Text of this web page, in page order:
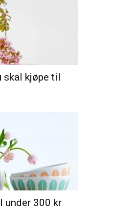
skal kjøpe til
under 300 kr